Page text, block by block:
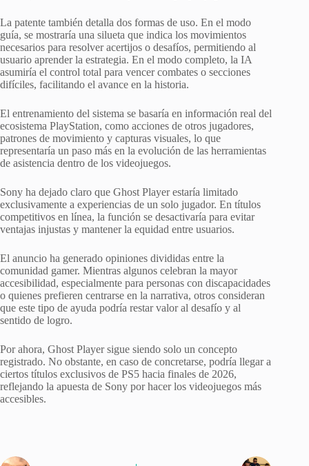
La patente también detalla dos formas de uso. En el modo
guía, se mostraría una silueta que indica los movimientos
necesarios para resolver acertijos o desafíos, permitiendo al
usuario aprender la estrategia. En el modo completo, la IA
asumiría el control total para vencer combates o secciones
difíciles, facilitando el avance en la historia.
El entrenamiento del sistema se basaría en información real del
ecosistema PlayStation, como acciones de otros jugadores,
patrones de movimiento y capturas visuales, lo que
representaría un paso más en la evolución de las herramientas
de asistencia dentro de los videojuegos.
Sony ha dejado claro que Ghost Player estaría limitado
exclusivamente a experiencias de un solo jugador. En títulos
competitivos en línea, la función se desactivaría para evitar
ventajas injustas y mantener la equidad entre usuarios.
El anuncio ha generado opiniones divididas entre la
comunidad gamer. Mientras algunos celebran la mayor
accesibilidad, especialmente para personas con discapacidades
o quienes prefieren centrarse en la narrativa, otros consideran
que este tipo de ayuda podría restar valor al desafío y al
sentido de logro.
Por ahora, Ghost Player sigue siendo solo un concepto
registrado. No obstante, en caso de concretarse, podría llegar a
ciertos títulos exclusivos de PS5 hacia finales de 2026,
reflejando la apuesta de Sony por hacer los videojuegos más
accesibles.